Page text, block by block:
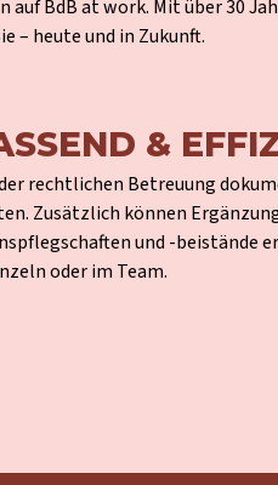
auf BdB at work. Mit über 30
– heute und in Zukunft.
&
rechtlichen Betreuung
Zusätzlich können
und -beistände
oder im Team.